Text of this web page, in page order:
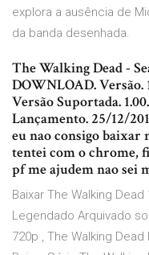
explora a ausência de
da banda desenhada.
The Walking Dead -
DOWNLOAD. Versão.
Versão Suportada.
Lançamento. 25/12/
eu nao consigo baixar
tentei com o chrome,
pf me ajudem nao sei
Baixar The Walking
Legendado Arquivado
720p , The Walking